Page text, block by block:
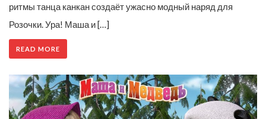
ритмы танца канкан создаёт ужасно модный наряд для
Розочки. Ура! Маша и […]
READ MORE